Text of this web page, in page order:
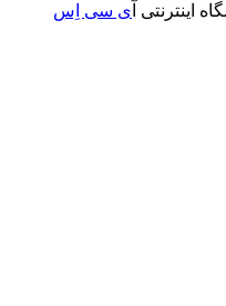
اینترنتی آ ی سی اِس